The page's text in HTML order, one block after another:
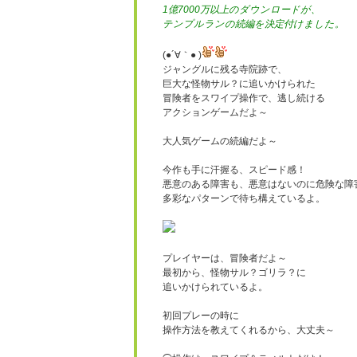
1億7000万以上のダウンロードが、
テンプルランの続編を決定付けました。
(●´∀｀● )
ジャングルに残る寺院跡で、
巨大な怪物サル？に追いかけられた
冒険者をスワイプ操作で、逃し続ける
アクションゲームだよ～
大人気ゲームの続編だよ～
今作も手に汗握る、スピード感！
悪意のある障害も、悪意はないのに危険な障
多彩なパターンで待ち構えているよ。
プレイヤーは、冒険者だよ～
最初から、怪物サル？ゴリラ？に
追いかけられているよ。
初回プレーの時に
操作方法を教えてくれるから、大丈夫～